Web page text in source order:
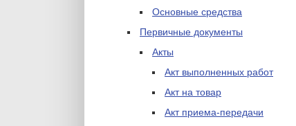
Основные средства
Первичные документы
Акты
Акт выполненных работ
Акт на товар
Акт приема-передачи